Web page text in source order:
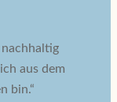
aus dem
bin.“